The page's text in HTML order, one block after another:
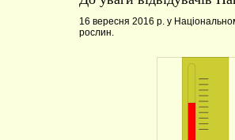
16 вересня 2016 р. у
рослин.